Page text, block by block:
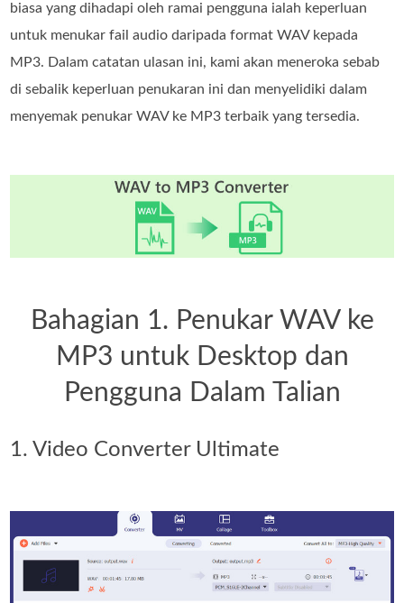
biasa yang dihadapi oleh ramai pengguna ialah keperluan
untuk menukar fail audio daripada format WAV kepada
MP3. Dalam catatan ulasan ini, kami akan meneroka sebab
di sebalik keperluan penukaran ini dan menyelidiki dalam
menyemak penukar WAV ke MP3 terbaik yang tersedia.
Bahagian 1. Penukar WAV ke
MP3 untuk Desktop dan
Pengguna Dalam Talian
1. Video Converter Ultimate